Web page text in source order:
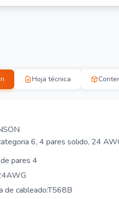
Hoja técnica
6, 4 pares solido, 24
pares 4
de cableado:T568B